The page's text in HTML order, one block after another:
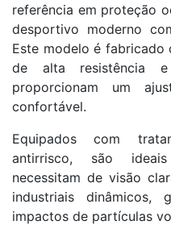
referência em proteção
desportivo moderno
Este modelo é fabricado
de alta resistência e
proporcionam um
confortável.
Equipados com
antirrisco, são
necessitam de visão
industriais dinâmicos,
impactos de partículas